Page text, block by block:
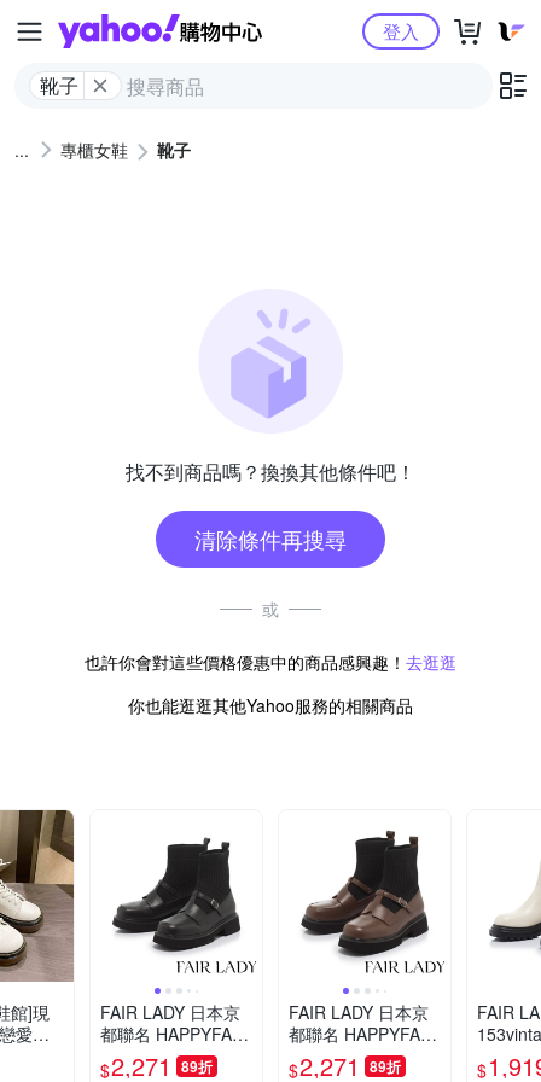
Yahoo購物中心
靴子
登入
專櫃女鞋 靴子
找不到商品嗎？換換其他條件吧！
清除條件再搜尋
或
也許你會對這些價格優惠中的商品感興趣！ 去逛逛
你也能逛逛其他Yahoo服務的相關商品
館]現
愛習
FAIR LADY 日本京
都聯名 HAPPYFAC
E 針織拼接偽瑪莉珍
$2,271 89折
FAIR LADY 日本京
都聯名 HAPPYFAC
E 針織拼接偽瑪莉珍
$2,271 89折
FAIR
拼接增
$